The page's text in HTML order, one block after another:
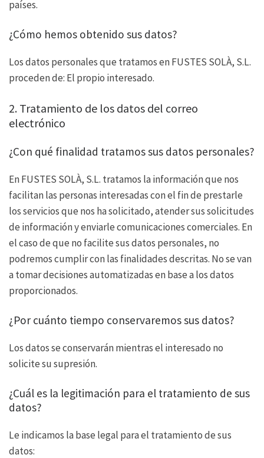
países.
¿Cómo hemos obtenido sus datos?
Los datos personales que tratamos en FUSTES SOLÀ, S.L.
proceden de: El propio interesado.
2. Tratamiento de los datos del correo
electrónico
¿Con qué finalidad tratamos sus datos personales?
En FUSTES SOLÀ, S.L. tratamos la información que nos
facilitan las personas interesadas con el fin de prestarle
los servicios que nos ha solicitado, atender sus solicitudes
de información y enviarle comunicaciones comerciales. En
el caso de que no facilite sus datos personales, no
podremos cumplir con las finalidades descritas. No se van
a tomar decisiones automatizadas en base a los datos
proporcionados.
¿Por cuánto tiempo conservaremos sus datos?
Los datos se conservarán mientras el interesado no
solicite su supresión.
¿Cuál es la legitimación para el tratamiento de sus
datos?
Le indicamos la base legal para el tratamiento de sus
datos: